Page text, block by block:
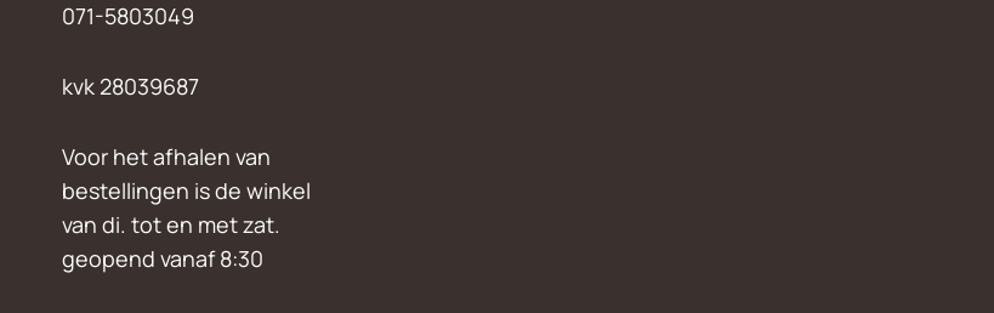
071-5803049
kvk 28039687
Voor het afhalen van
bestellingen is de winkel
van di. tot en met zat.
geopend vanaf 8:30